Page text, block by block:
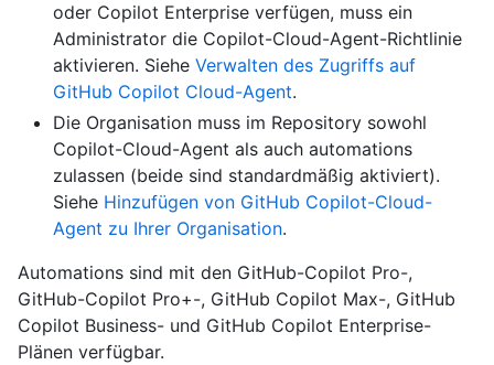
oder Copilot Enterprise verfügen, muss ein
Administrator die Copilot-Cloud-Agent-Richtlinie
aktivieren. Siehe Verwalten des Zugriffs auf
GitHub Copilot Cloud-Agent.
Die Organisation muss im Repository sowohl
Copilot-Cloud-Agent als auch automations
zulassen (beide sind standardmäßig aktiviert).
Siehe Hinzufügen von GitHub Copilot-Cloud-
Agent zu Ihrer Organisation.
Automations sind mit den GitHub-Copilot Pro-,
GitHub-Copilot Pro+-, GitHub Copilot Max-, GitHub
Copilot Business- und GitHub Copilot Enterprise-
Plänen verfügbar.